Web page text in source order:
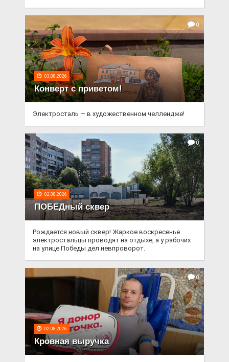
0
03.08.2026
Конверт с приветом!
Электросталь — в художественном челлендже!
0
02.08.2026
ПОБЕДный сквер
Рождается новый сквер! Жаркое воскресенье
электростальцы проводят на отдыхе, а у рабочих
на улице Победы дел невпроворот.
0
02.08.2026
Кровная выручка